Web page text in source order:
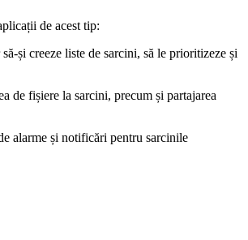
de acest tip:
și creeze liste de sarcini, să le prioritizeze și
de fișiere la sarcini, precum și partajarea
alarme și notificări pentru sarcinile